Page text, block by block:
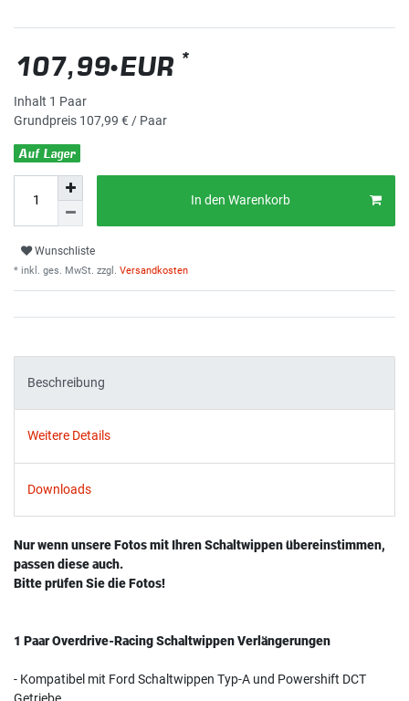
107,99 EUR *
Inhalt 1 Paar
Grundpreis 107,99 € / Paar
Auf Lager
In den Warenkorb
Wunschliste
* inkl. ges. MwSt. zzgl. Versandkosten
Beschreibung
Weitere Details
Downloads
Nur wenn unsere Fotos mit Ihren Schaltwippen übereinstimmen,
passen diese auch.
Bitte prüfen Sie die Fotos!
1 Paar Overdrive-Racing Schaltwippen Verlängerungen
- Kompatibel mit Ford Schaltwippen Typ-A und Powershift DCT